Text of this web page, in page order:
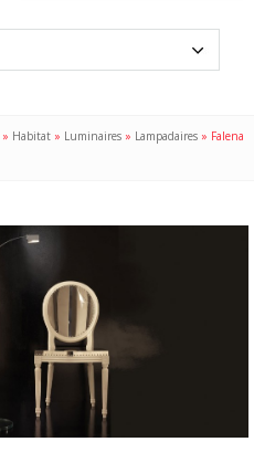
» Habitat » Luminaires » Lampadaires » Falena